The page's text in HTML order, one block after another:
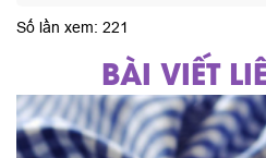
Số lần xem: 221
BÀI VIẾT